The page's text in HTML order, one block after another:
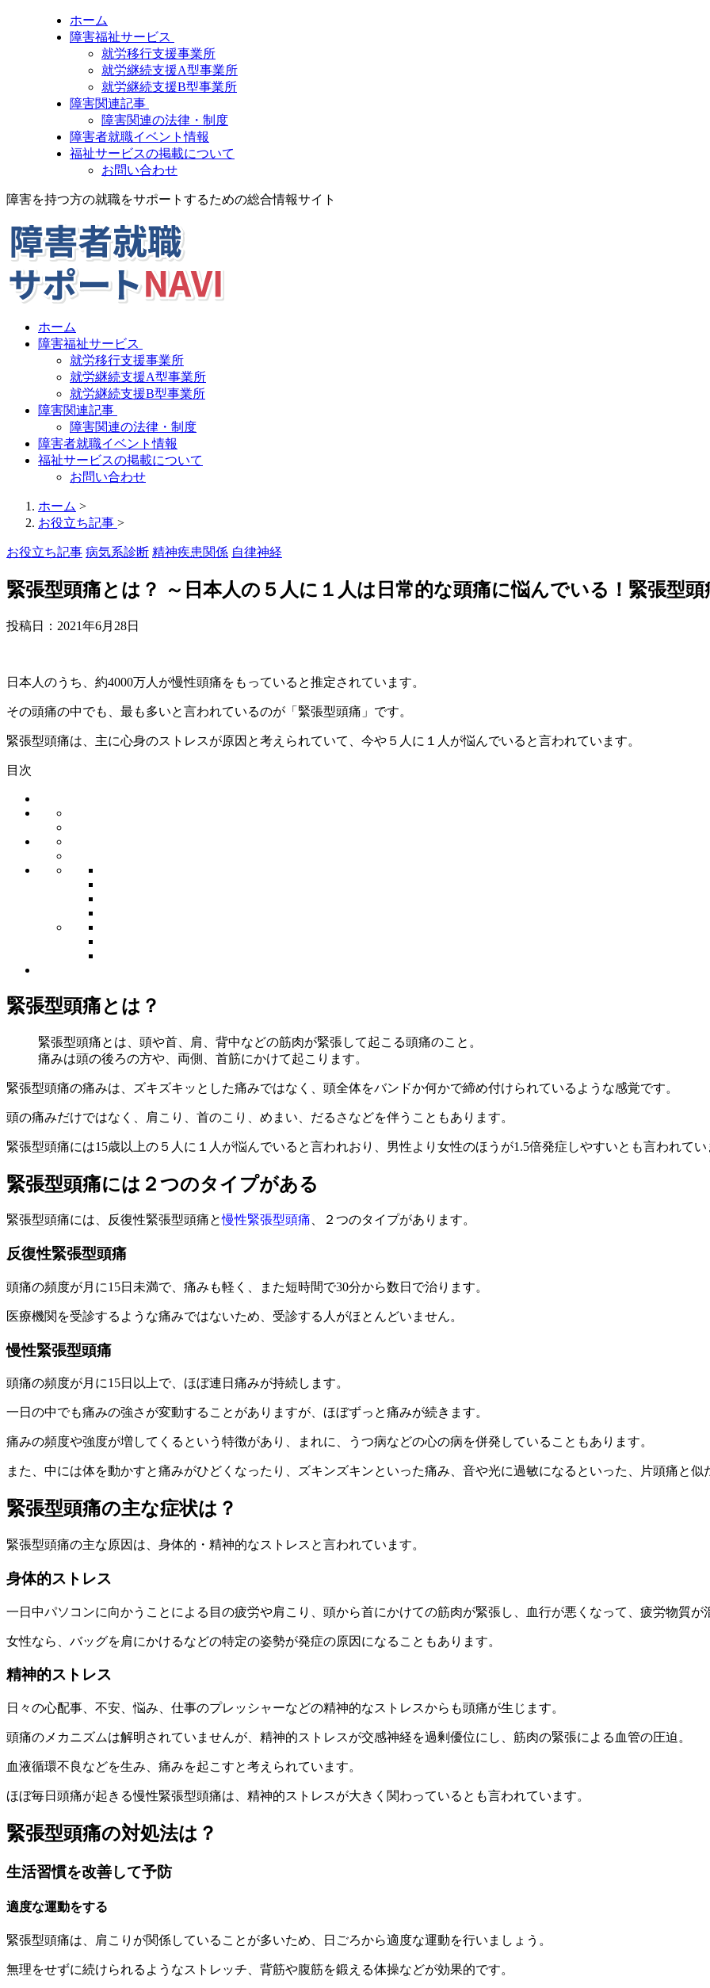
ホーム
障害福祉サービス
就労移行支援事業所
就労継続支援A型事業所
就労継続支援B型事業所
障害関連記事
障害関連の法律・制度
障害者就職イベント情報
福祉サービスの掲載について
お問い合わせ
障害を持つ方の就職をサポートするための総合情報サイト
ホーム
障害福祉サービス
就労移行支援事業所
就労継続支援A型事業所
就労継続支援B型事業所
障害関連記事
障害関連の法律・制度
障害者就職イベント情報
福祉サービスの掲載について
お問い合わせ
ホーム >
お役立ち記事 >
お役立ち記事 病気系診断 精神疾患関係 自律神経
緊張型頭痛とは？ ～日本人の５人に１人は日常的な頭痛に悩んでいる！緊張型
投稿日： 2021年6月28日
日本人のうち、約4000万人が慢性頭痛をもっていると推定されています。
その頭痛の中でも、最も多いと言われているのが 「緊張型頭痛」 です。
緊張型頭痛は、主に心身のストレスが原因と考えられていて、今や ５人に１人 が悩んでいると言われています。
目次
緊張型頭痛とは？
緊張型頭痛とは、頭や首、肩、背中などの筋肉が緊張して起こる頭痛のこと。
痛みは頭の後ろの方や、両側、首筋にかけて起こります。
緊張型頭痛の痛みは、ズキズキッとした痛みではなく、頭全体をバンドか何かで締め付けられているような感覚です。
頭の痛みだけではなく、肩こり、首のこり、めまい、だるさなどを伴うこともあります。
緊張型頭痛には15歳以上の ５人に１人 が悩んでいると言われおり、 男性より女性のほうが1.5倍発症しやすいとも言われて
緊張型頭痛には２つのタイプがある
緊張型頭痛には、 反復性緊張型頭痛と慢性緊張型頭痛、 ２つのタイプがあります。
反復性緊張型頭痛
頭痛の頻度が月に15日未満で、 痛みも軽く、また短時間で30分から数日で治ります。
医療機関を受診するような痛みではないため、受診する人がほとんどいません。
慢性緊張型頭痛
頭痛の頻度が月に15日以上で、 ほぼ連日痛みが持続します。
一日の中でも痛みの強さが変動することがありますが、ほぼずっと痛みが続きます。
痛みの頻度や強度が増してくるという特徴があり、まれに、うつ病などの心の病を併発していることもあります。
また、中には体を動かすと痛みがひどくなったり、ズキンズキンといった痛み、音や光に過敏になるといった、 片頭痛と似
緊張型頭痛の主な症状は？
緊張型頭痛の主な原因は、 身体的 ・ 精神的なストレス と言われています。
身体的ストレス
一日中パソコンに向かうことによる 目の疲労や肩こり 頭から首にかけての筋肉が緊張し、血行が悪くなって、疲労物質
女性なら、バッグを肩にかけるなどの特定の姿勢が発症の原因になることもあります。
精神的ストレス
日々の心配事 不安 、悩み 仕事のプレッシャーなどの精神的なストレスからも頭痛が生じます。
頭痛のメカニズムは解明されていませんが、精神的ストレスが交感神経を過剰優位にし、筋肉の緊張による血管の圧迫。
血液循環不良などを生み、痛みを起こすと考えられています。
ほぼ毎日頭痛が起きる慢性緊張型頭痛は、 精神的ストレスが大きく関わっているとも言われています。
緊張型頭痛の対処法は？
生活習慣を改善して予防
適度な運動をする
緊張型頭痛は、肩こりが関係していることが多いため、日ごろから適度な運動を行いましょう。
無理をせずに続けられるようなストレッチ、背筋や腹筋を鍛える体操などが効果的です。